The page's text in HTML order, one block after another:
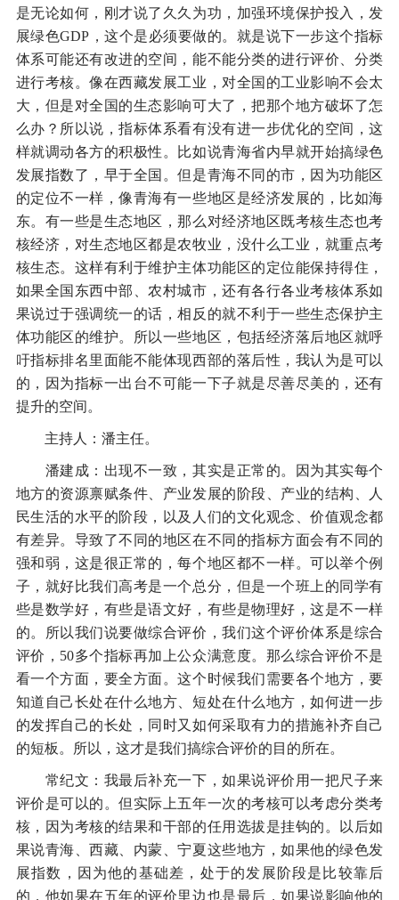
是无论如何，刚才说了久久为功，加强环境保护投入，发
展绿色GDP，这个是必须要做的。就是说下一步这个指标
体系可能还有改进的空间，能不能分类的进行评价、分类
进行考核。像在西藏发展工业，对全国的工业影响不会太
大，但是对全国的生态影响可大了，把那个地方破坏了怎
么办？所以说，指标体系看有没有进一步优化的空间，这
样就调动各方的积极性。比如说青海省内早就开始搞绿色
发展指数了，早于全国。但是青海不同的市，因为功能区
的定位不一样，像青海有一些地区是经济发展的，比如海
东。有一些是生态地区，那么对经济地区既考核生态也考
核经济，对生态地区都是农牧业，没什么工业，就重点考
核生态。这样有利于维护主体功能区的定位能保持得住，
如果全国东西中部、农村城市，还有各行各业考核体系如
果说过于强调统一的话，相反的就不利于一些生态保护主
体功能区的维护。所以一些地区，包括经济落后地区就呼
吁指标排名里面能不能体现西部的落后性，我认为是可以
的，因为指标一出台不可能一下子就是尽善尽美的，还有
提升的空间。
主持人：潘主任。
潘建成：出现不一致，其实是正常的。因为其实每个
地方的资源禀赋条件、产业发展的阶段、产业的结构、人
民生活的水平的阶段，以及人们的文化观念、价值观念都
有差异。导致了不同的地区在不同的指标方面会有不同的
强和弱，这是很正常的，每个地区都不一样。可以举个例
子，就好比我们高考是一个总分，但是一个班上的同学有
些是数学好，有些是语文好，有些是物理好，这是不一样
的。所以我们说要做综合评价，我们这个评价体系是综合
评价，50多个指标再加上公众满意度。那么综合评价不是
看一个方面，要全方面。这个时候我们需要各个地方，要
知道自己长处在什么地方、短处在什么地方，如何进一步
的发挥自己的长处，同时又如何采取有力的措施补齐自己
的短板。所以，这才是我们搞综合评价的目的所在。
常纪文：我最后补充一下，如果说评价用一把尺子来
评价是可以的。但实际上五年一次的考核可以考虑分类考
核，因为考核的结果和干部的任用选拔是挂钩的。以后如
果说青海、西藏、内蒙、宁夏这些地方，如果他的绿色发
展指数，因为他的基础差，处于的发展阶段是比较靠后
的，他如果在五年的评价里边也是最后，如果说影响他的